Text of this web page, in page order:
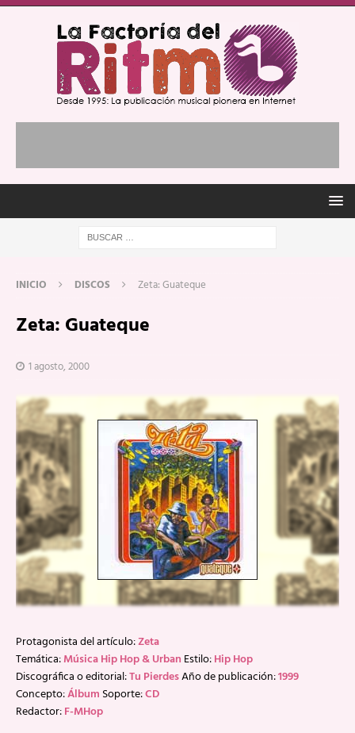
INICIO DISCOS Zeta: Guateque
Zeta: Guateque
1 agosto, 2000
Protagonista del artículo:Zeta
Temática:Música Hip Hop & Urban Estilo:Hip Hop
Discográfica o editorial:Tu PierdesAño de publicación:1999
Concepto:Álbum Soporte:CD
Redactor:F-MHop